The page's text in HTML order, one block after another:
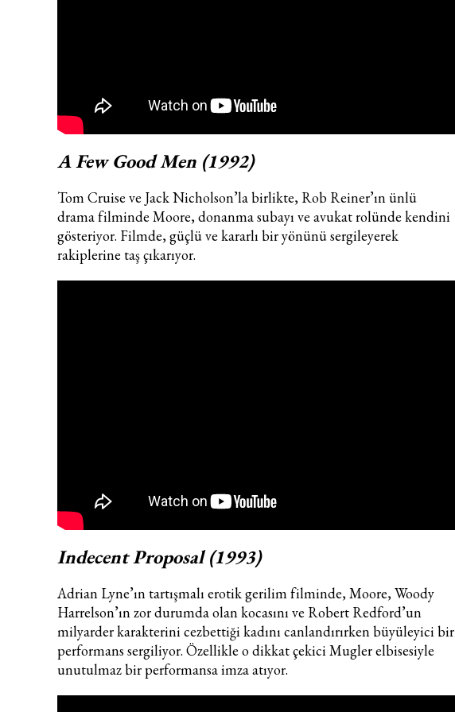
A Few Good Men (1992)
Tom Cruise ve Jack Nicholson’la birlikte, Rob Reiner’ın ünlü
drama filminde Moore, donanma subayı ve avukat rolünde kendini
gösteriyor. Filmde, güçlü ve kararlı bir yönünü sergileyerek
rakiplerine taş çıkarıyor.
Indecent Proposal (1993)
Adrian Lyne’ın tartışmalı erotik gerilim filminde, Moore, Woody
Harrelson’ın zor durumda olan kocasını ve Robert Redford’un
milyarder karakterini cezbettiği kadını canlandırırken büyüleyici bir
performans sergiliyor. Özellikle o dikkat çekici Mugler elbisesiyle
unutulmaz bir performansa imza atıyor.